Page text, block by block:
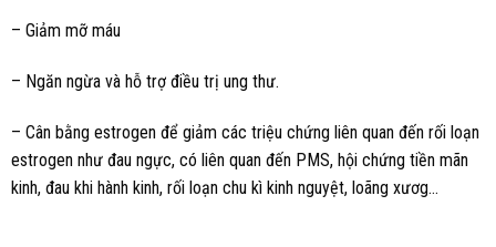
– Giảm mỡ máu
– Ngăn ngừa và hỗ trợ điều trị ung thư.
– Cân bằng estrogen để giảm các triệu chứng liên quan đến rối loạn
estrogen như đau ngực, có liên quan đến PMS, hội chứng tiền mãn
kinh, đau khi hành kinh, rối loạn chu kì kinh nguyệt, loãng xươg…